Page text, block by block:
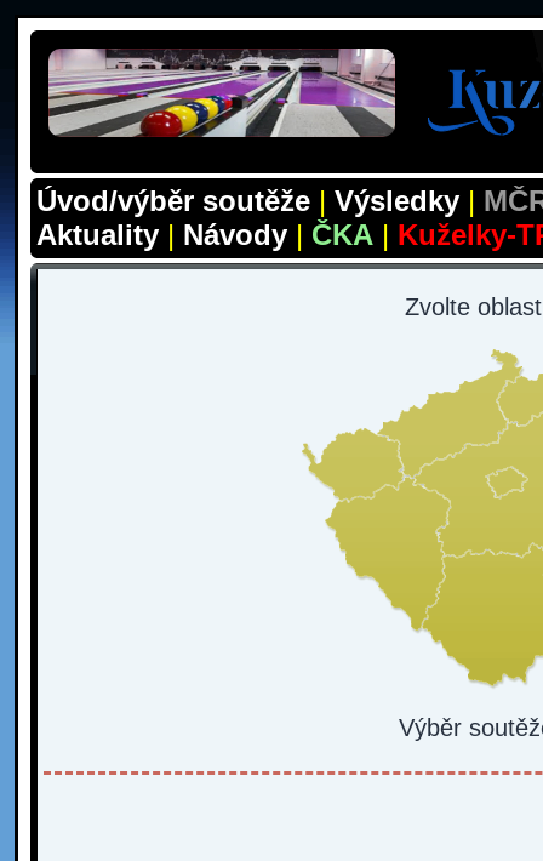
Úvod/výběr soutěže| Výsledky|
Aktuality| Návody | ČKA| Kuželky-
Zvolte
Výběr